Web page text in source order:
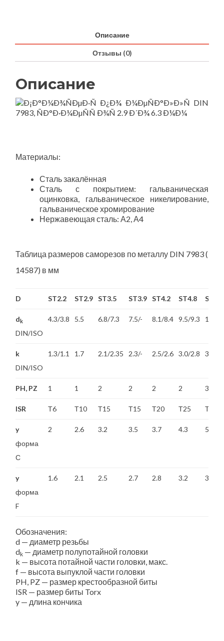
Описание
Отзывы (0)
Описание
Материалы:
Сталь закалённая
Сталь с покрытием: гальваническая
оцинковка, гальваническое никелирование,
гальваническое хромирование
Нержавеющая сталь: А2, А4
Таблица размеров саморезов по металлу DIN 7983 (ISO
14587) в мм
D ST2.2 ST2.9 ST3.5 ST3.9 ST4.2 ST4.8 ST5.5
d k
DIN/ISO
4.3/3.8 5.5 6.8/7.3 7.5/- 8.1/8.4 9.5/9.3 10.8/
k
DIN/ISO
1.3/1.1 1.7 2.1/2.35 2.3/- 2.5/2.6 3.0/2.8 3.4/
PH, PZ 1 1 2 2 2 2 3
ISR Т6 Т10 Т15 Т15 Т20 Т25 Т25
y
форма
С
2 2.6 3.2 3.5 3.7 4.3 5
y
форма
F
1.6 2.1 2.5 2.7 2.8 3.2 3.6
Обозначения:
d — диаметр резьбы
dk — диаметр полупотайной головки
k — высота потайной части головки, макс.
f — высота выпуклой части головки
PH, PZ — размер крестообразной биты
ISR — размер биты Torx
y — длина кончика